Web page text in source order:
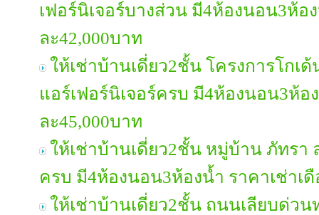
เฟอร์นิเจอร์บางส่วน มี4ห้องนอน3ห้อ
ละ42,000บาท
ให้เช่าบ้านเดี่ยว2ชั้น โครงการโกเ
แอร์เฟอร์นิเจอร์ครบ มี4ห้องนอน3ห้อ
ละ45,000บาท
ให้เช่าบ้านเดี่ยว2ชั้น หมู่บ้าน ภัทรา
ครบ มี4ห้องนอน3ห้องน้ำ ราคาเช่าเ
ให้เช่าบ้านเดี่ยว2ชั้น ถนนเลียบด่ว